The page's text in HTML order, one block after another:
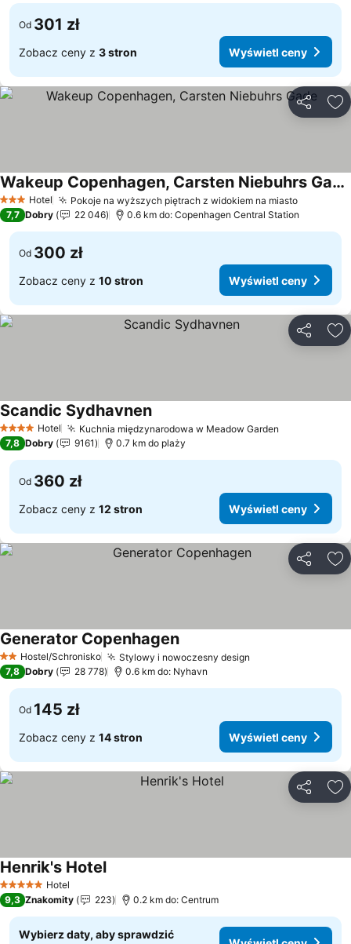
Od 301 zł
Zobacz ceny z 3 stron Wyświetl ceny
3 Kategoria
Hotel Pokoje na wyższych piętrach z widokiem na miasto
Wakeup Copenhagen, Carsten Niebuhrs Gade
7,7 Dobry 22 046 0.6 km do: Copenhagen Central Station
Od 300 zł
Zobacz ceny z 10 stron Wyświetl ceny
4 KategoriaHotel Kuchnia międzynarodowa w Meadow Garden
Scandic Sydhavnen
7,8 Dobry 9161 0.7 km do plaży
Od 360 zł
Zobacz ceny z 12 stron Wyświetl ceny
2 Kategoria
Hostel/Schronisko Stylowy i nowoczesny design
Generator Copenhagen
7,8 Dobry 28 778 0.6 km do: Nyhavn
Od 145 zł
Zobacz ceny z 14 stron Wyświetl ceny
5 KategoriaHotel
Henrik's Hotel
9,3 Znakomity 223 0.2 km do: Centrum
Wybierz daty, aby sprawdzić